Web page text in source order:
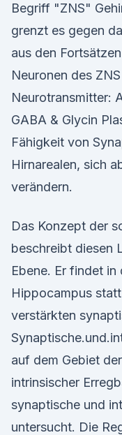
Begriff "ZNS"
grenzt es gegen
aus den
Neuronen des
Neurotransmitter:
GABA & Glycin
Fähigkeit von
Hirnarealen, sich
verändern.
Das Konzept der
beschreibt diesen
Ebene. Er findet
Hippocampus
verstärkten
auf dem Gebiet
intrinsischer
synaptische und
untersucht. Die